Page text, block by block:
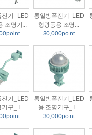
전기_LED
조명기...
통일방폭전기_LED
형광등용 조명...
30,000point
전기_LED
기구_T...
통일방폭전기_LED
용 조명기구_T...
30,000point